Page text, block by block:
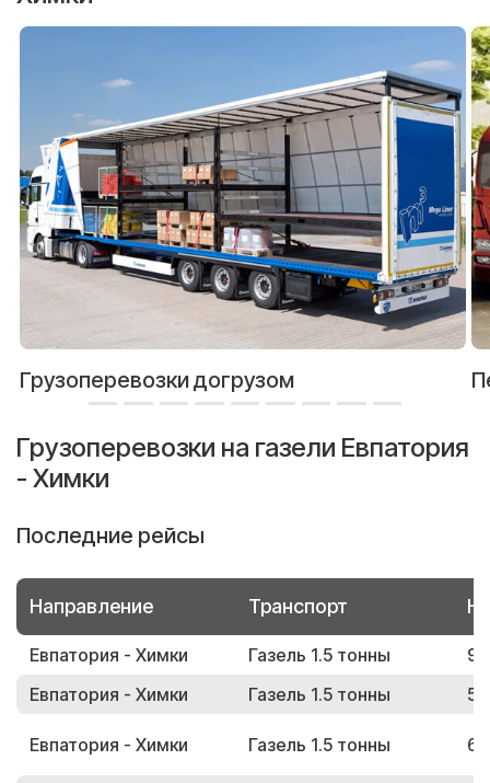
Грузоперевозки догрузом
Грузоперевозки на газели Евпатория
- Химки
Последние рейсы
Направление Транспорт
Евпатория - Химки Газель 1.5 тонны
Евпатория - Химки
Газель 1.5 тонны
Евпатория - Химки Газель 1.5 тонны